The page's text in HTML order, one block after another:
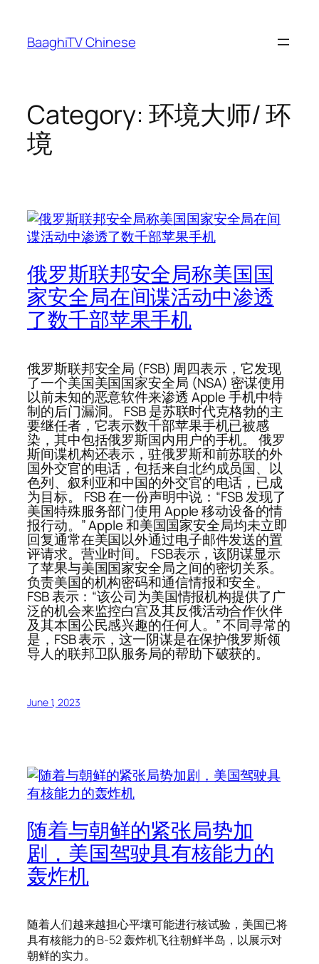
content
BaaghiTV Chinese
Category: 环境大师/ 环
境
俄罗斯联邦安全局称美国国
家安全局在间谍活动中渗透
了数千部苹果手机
俄罗斯联邦安全局 (FSB) 周四表示，它发现
了一个美国美国国家安全局 (NSA) 密谋使用
以前未知的恶意软件来渗透 Apple 手机中特
制的后门漏洞。 FSB 是苏联时代克格勃的主
要继任者，它表示数千部苹果手机已被感
染，其中包括俄罗斯国内用户的手机。 俄罗
斯间谍机构还表示，驻俄罗斯和前苏联的外
国外交官的电话，包括来自北约成员国、以
色列、叙利亚和中国的外交官的电话，已成
为目标。 FSB 在一份声明中说：“FSB 发现了
美国特殊服务部门使用 Apple 移动设备的情
报行动。” Apple 和美国国家安全局均未立即
回复通常在美国以外通过电子邮件发送的置
评请求。营业时间。 FSB表示，该阴谋显示
了苹果与美国国家安全局之间的密切关系。
负责美国的机构密码和通信情报和安全。
FSB 表示：“该公司为美国情报机构提供了广
泛的机会来监控白宫及其反俄活动合作伙伴
及其本国公民感兴趣的任何人。” 不同寻常的
是，FSB 表示，这一阴谋是在保护俄罗斯领
导人的联邦卫队服务局的帮助下破获的。
June 1, 2023
随着与朝鲜的紧张局势加
剧，美国驾驶具有核能力的
轰炸机
随着人们越来越担心平壤可能进行核试验，美国已将
具有核能力的 B-52 轰炸机飞往朝鲜半岛，以展示对
朝鲜的实力。